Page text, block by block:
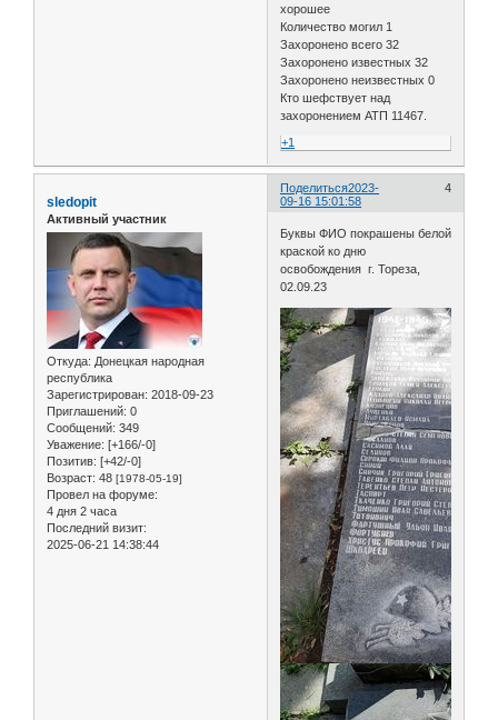
хорошее
Количество могил 1
Захоронено всего 32
Захоронено известных 32
Захоронено неизвестных 0
Кто шефствует над
захоронением АТП 11467.
+1
Поделиться 4
2023-
09-16 15:01:58
sledopit
Активный участник
Откуда: Донецкая народная
республика
Зарегистрирован: 2018-09-23
Приглашений: 0
Сообщений: 349
Уважение: [+166/-0]
Позитив: [+42/-0]
Возраст: 48 [1978-05-19]
Провел на форуме:
4 дня 2 часа
Последний визит:
2025-06-21 14:38:44
Буквы ФИО покрашены белой
краской ко дню
освобождения г. Тореза,
02.09.23